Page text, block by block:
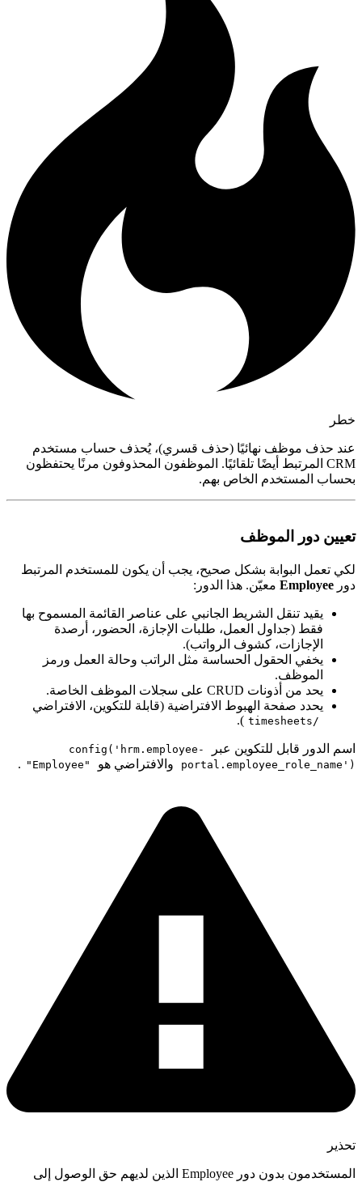
حذف موظف نهائيًا (حذف قسري)، يُحذف حساب مستخدم
CRM المرتبط أيضًا تلقائيًا. الموظفون المحذوفون مرنًا يحتفظون
المستخدم الخاص بهم.
دور الموظف
تعمل البوابة بشكل صحيح، يجب أن يكون للمستخدم المرتبط
Employeeمعيّن. هذا الدور:
يقيد تنقل الشريط الجانبي على عناصر القائمة المسموح بها
فقط (جداول العمل، طلبات الإجازة، الحضور، أرصدة
الإجازات، كشوف الرواتب).
يخفي الحقول الحساسة مثل الراتب وحالة العمل ورمز
الموظف.
يحد من أذونات CRUD على سجلات الموظف الخاصة.
يحدد صفحة الهبوط الافتراضية (قابلة للتكوين، الافتراضي
).
الدور قابل للتكوين عبر
config('hrm.employee-
والافتراضي هو "Employee"
.
المستخدمون بدون دور Employee الذين لديهم حق الوصول إلى